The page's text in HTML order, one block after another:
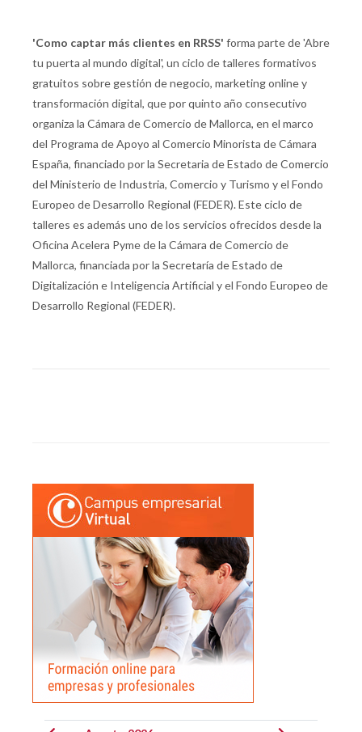
'Como captar más clientes en RRSS' forma parte de 'Abre
tu puerta al mundo digital', un ciclo de talleres formativos
gratuitos sobre gestión de negocio, marketing online y
transformación digital, que por quinto año consecutivo
organiza la Cámara de Comercio de Mallorca, en el marco
del Programa de Apoyo al Comercio Minorista de Cámara
España, financiado por la Secretaria de Estado de Comercio
del Ministerio de Industria, Comercio y Turismo y el Fondo
Europeo de Desarrollo Regional (FEDER). Este ciclo de
talleres es además uno de los servicios ofrecidos desde la
Oficina Acelera Pyme de la Cámara de Comercio de
Mallorca, financiada por la Secretaría de Estado de
Digitalización e Inteligencia Artificial y el Fondo Europeo de
Desarrollo Regional (FEDER).